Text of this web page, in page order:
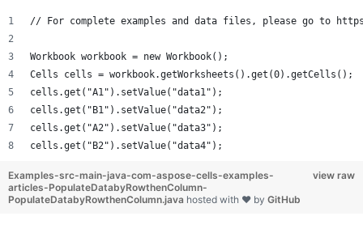
// For complete examples and data files, please go to
Workbook workbook = new Workbook();
Cells cells = workbook.getWorksheets().get(0).getCells();
cells.get("A1").setValue("data1");
cells.get("B1").setValue("data2");
cells.get("A2").setValue("data3");
cells.get("B2").setValue("data4");
view raw
Examples-src-main-java-com-aspose-cells-examples-
articles-PopulateDatabyRowthenColumn-
PopulateDatabyRowthenColumn.java hosted with ❤ by GitHub